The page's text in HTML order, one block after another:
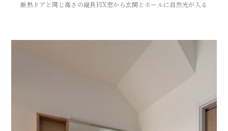
断熱ドアと同じ高さの縦長FIX窓から玄関とホールに自然光が入る